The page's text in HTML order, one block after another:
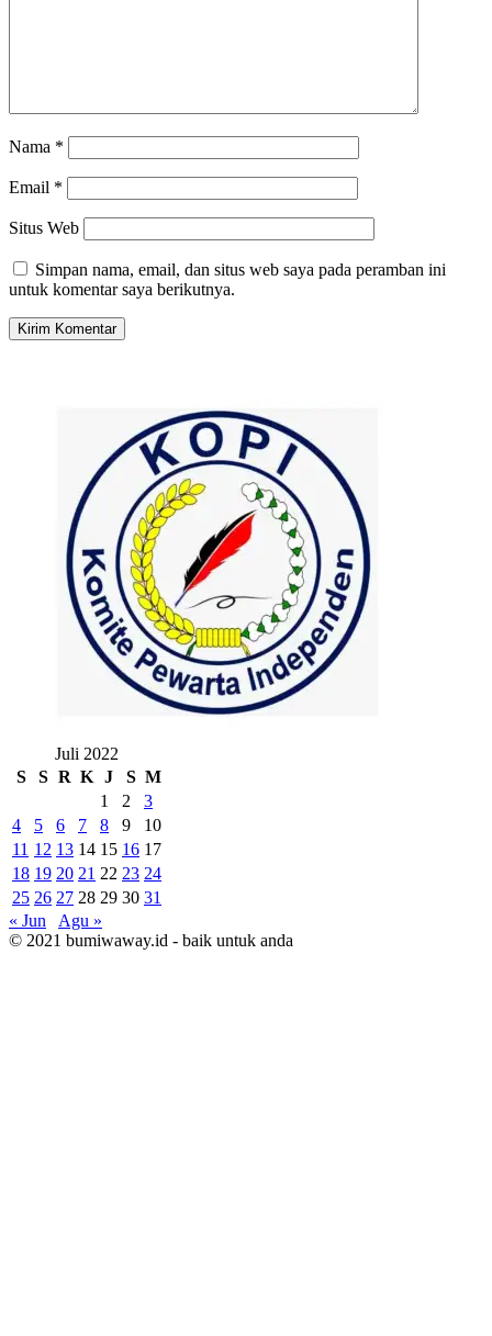
Nama *
Email *
Situs Web
Simpan nama, email, dan situs web saya pada peramban ini
untuk komentar saya berikutnya.
Juli 2022
S
S R K J S M
1
2
3
4
5 6 7 8 9
10
11 12 13 14 15 16 17
18 19 20 21 22 23 24
25 26 27 28 29 30 31
« Jun
Agu »
© 2021 bumiwaway.id - baik untuk anda